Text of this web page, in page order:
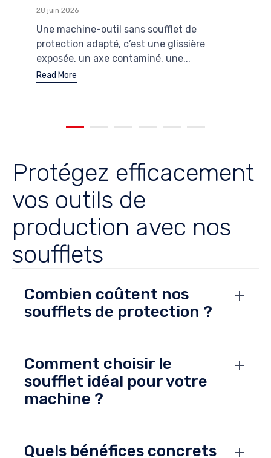
28 juin 2026
Une machine-outil sans soufflet de
protection adapté, c’est une glissière
exposée, un axe contaminé, une...
Read More
Protégez efficacement
vos outils de
production avec nos
soufflets
Combien coûtent nos
soufflets de protection ?
Comment choisir le
soufflet idéal pour votre
machine ?
Quels bénéfices concrets